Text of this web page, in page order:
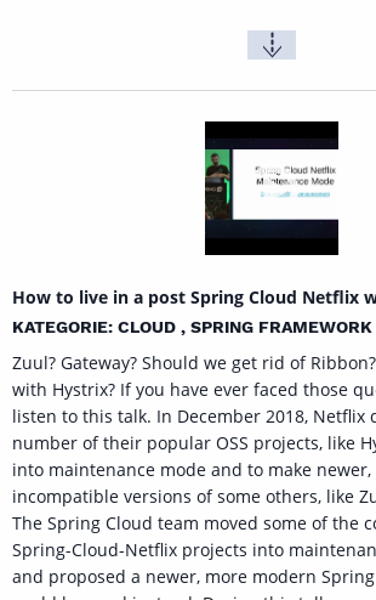
How to live in a post Spring Cloud Netflix
KATEGORIE: CLOUD , SPRING FRAMEWORK
Zuul? Gateway? Should we get rid of
with Hystrix? If you have ever faced those
listen to this talk. In December 2018, Netflix
number of their popular OSS projects, like
into maintenance mode and to make newer,
incompatible versions of some others, like
The Spring Cloud team moved some of the
Spring-Cloud-Netflix projects into
and proposed a newer, more modern